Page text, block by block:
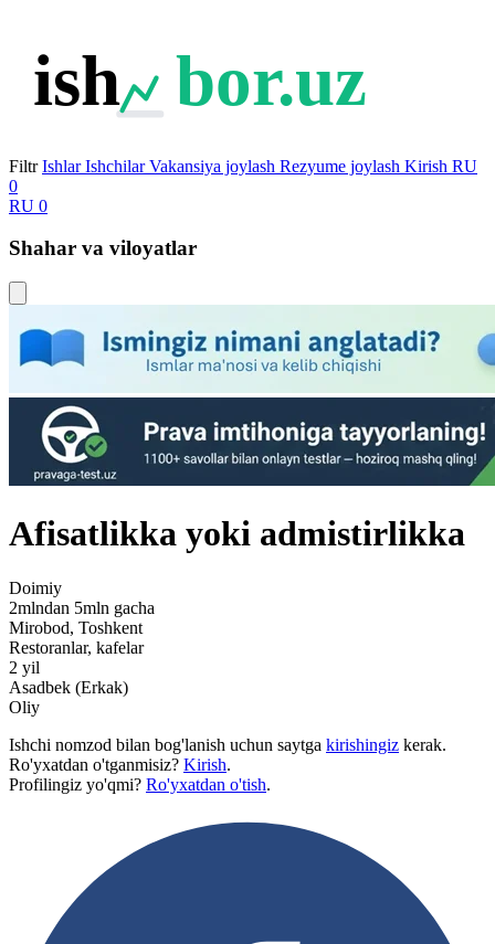
ish bor.uz
Filtr Ishlar Ishchilar Vakansiya joylash Rezyume joylash Kirish RU
0
RU 0
Shahar va viloyatlar
Afisatlikka yoki admistirlikka
Doimiy
2mlndan 5mln gacha
Mirobod, Toshkent
Restoranlar, kafelar
2 yil
Asadbek (Erkak)
Oliy
Ishchi nomzod bilan bog'lanish uchun saytga kirishingiz kerak.
Ro'yxatdan o'tganmisiz? Kirish.
Profilingiz yo'qmi? Ro'yxatdan o'tish.